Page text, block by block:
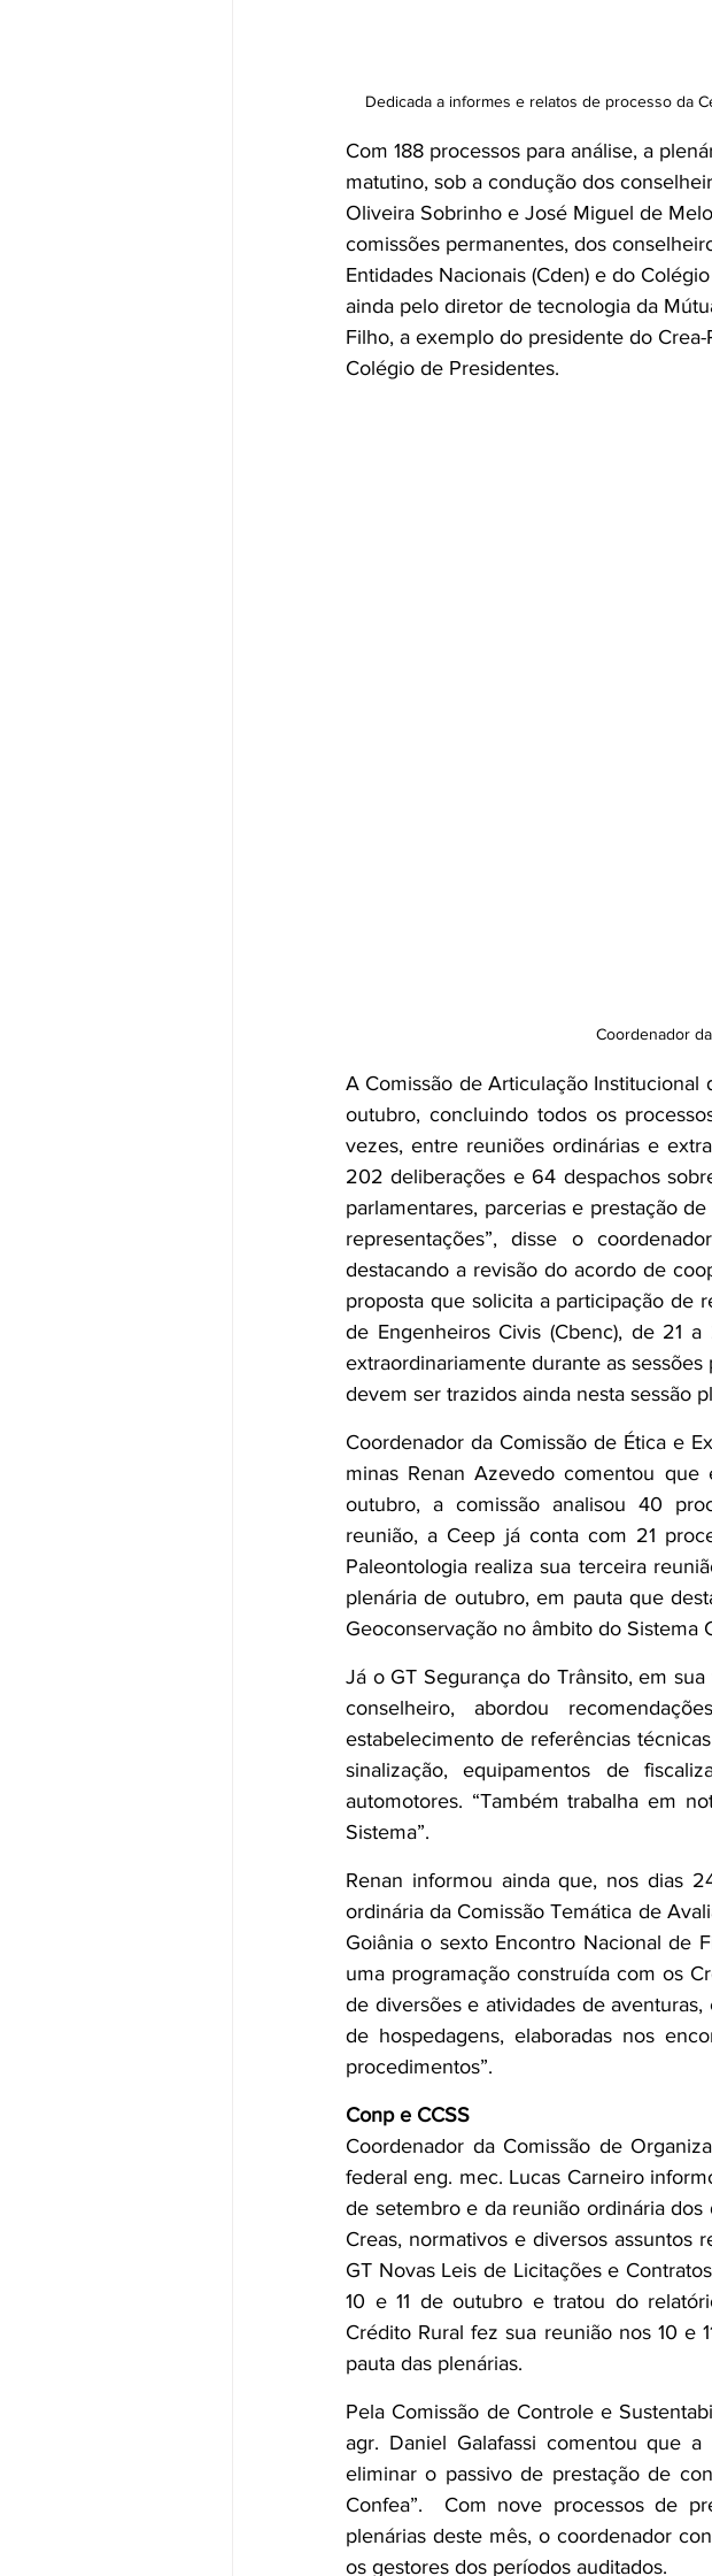
Dedicada a informes e relatos de processo da
Com 188 processos para análise, a
matutino, sob a condução dos
Oliveira Sobrinho e José Miguel de
comissões permanentes, dos
Entidades Nacionais (Cden) e do
ainda pelo diretor de tecnologia da
Filho, a exemplo do presidente do
Colégio de Presidentes.
Coordenador
A Comissão de Articulação Institucional
outubro, concluindo todos os
vezes, entre reuniões ordinárias e
202 deliberações e 64 despachos
parlamentares, parcerias e prestação
representações”, disse o
destacando a revisão do acordo de
proposta que solicita a participação de
de Engenheiros Civis (Cbenc), de 21
extraordinariamente durante as
devem ser trazidos ainda nesta sessão
Coordenador da Comissão de Ética e
minas Renan Azevedo comentou
outubro, a comissão analisou 40
reunião, a Ceep já conta com 21
Paleontologia realiza sua terceira
plenária de outubro, em pauta que
Geoconservação no âmbito do Sistema
Já o GT Segurança do Trânsito, em
conselheiro, abordou
estabelecimento de referências
sinalização, equipamentos de
automotores. “Também trabalha em
Sistema”.
Renan informou ainda que, nos dias
ordinária da Comissão Temática de
Goiânia o sexto Encontro Nacional de
uma programação construída com os
de diversões e atividades de
de hospedagens, elaboradas nos
procedimentos”.
Conp e CCSS
Coordenador da Comissão de
federal eng. mec. Lucas Carneiro
de setembro e da reunião ordinária dos
Creas, normativos e diversos assuntos
GT Novas Leis de Licitações e
10 e 11 de outubro e tratou do
Crédito Rural fez sua reunião nos 10 e
pauta das plenárias.
Pela Comissão de Controle e
agr. Daniel Galafassi comentou que
eliminar o passivo de prestação de
Confea”.  Com nove processos de
plenárias deste mês, o coordenador
os gestores dos períodos auditados.